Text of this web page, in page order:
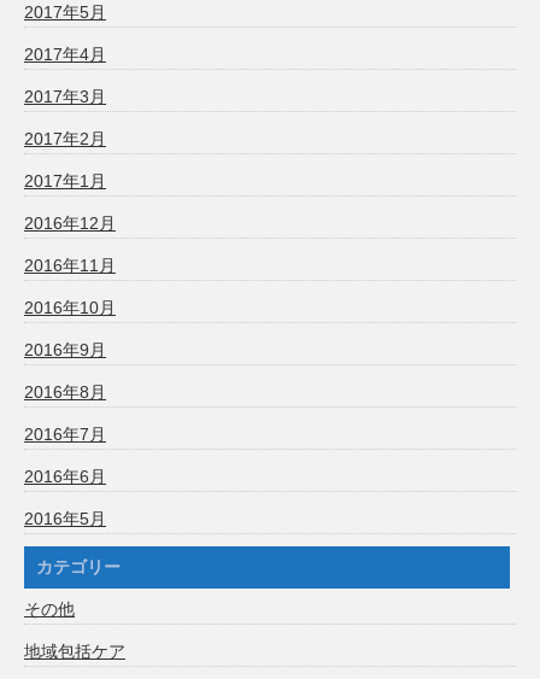
2017年5月
2017年4月
2017年3月
2017年2月
2017年1月
2016年12月
2016年11月
2016年10月
2016年9月
2016年8月
2016年7月
2016年6月
2016年5月
カテゴリー
その他
地域包括ケア